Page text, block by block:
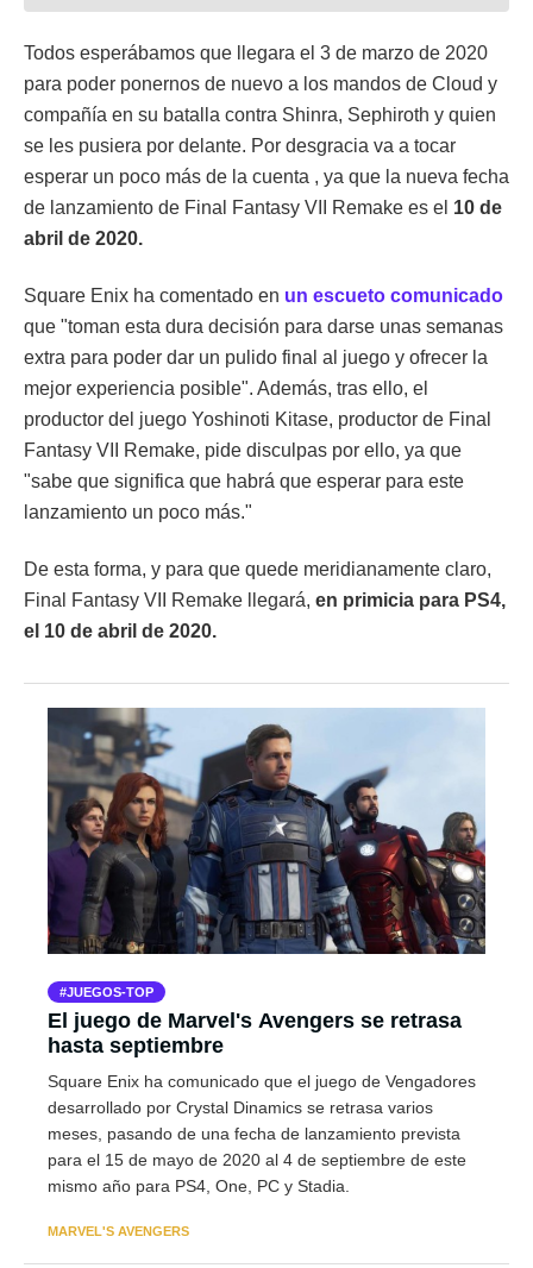
Todos esperábamos que llegara el 3 de marzo de 2020
para poder ponernos de nuevo a los mandos de Cloud y
compañía en su batalla contra Shinra, Sephiroth y quien
se les pusiera por delante. Por desgracia va a tocar
esperar un poco más de la cuenta , ya que la nueva fecha
de lanzamiento de Final Fantasy VII Remake es el 10 de
abril de 2020.
Square Enix ha comentado en un escueto comunicado
que "toman esta dura decisión para darse unas semanas
extra para poder dar un pulido final al juego y ofrecer la
mejor experiencia posible". Además, tras ello, el
productor del juego Yoshinoti Kitase, productor de Final
Fantasy VII Remake, pide disculpas por ello, ya que
"sabe que significa que habrá que esperar para este
lanzamiento un poco más."
De esta forma, y para que quede meridianamente claro,
Final Fantasy VII Remake llegará, en primicia para PS4,
el 10 de abril de 2020.
JUEGOS-TOP
El juego de Marvel's Avengers se retrasa
hasta septiembre
Square Enix ha comunicado que el juego de Vengadores
desarrollado por Crystal Dinamics se retrasa varios
meses, pasando de una fecha de lanzamiento prevista
para el 15 de mayo de 2020 al 4 de septiembre de este
mismo año para PS4, One, PC y Stadia.
MARVEL'S AVENGERS